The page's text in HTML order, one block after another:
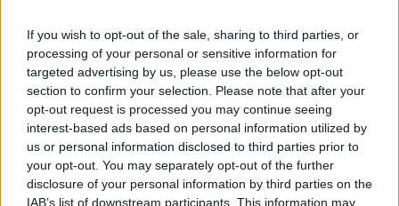
If you wish to opt-out of the sale, sharing to third parties, or
processing of your personal or sensitive information for
targeted advertising by us, please use the below opt-out
section to confirm your selection. Please note that after your
opt-out request is processed you may continue seeing
interest-based ads based on personal information utilized by
us or personal information disclosed to third parties prior to
your opt-out. You may separately opt-out of the further
disclosure of your personal information by third parties on the
IAB’s list of downstream participants. This information may
Inviaci le tue segnalazioni,
i tuoi video e le tue foto
Su WhatsApp al numero +39
345 356 7512